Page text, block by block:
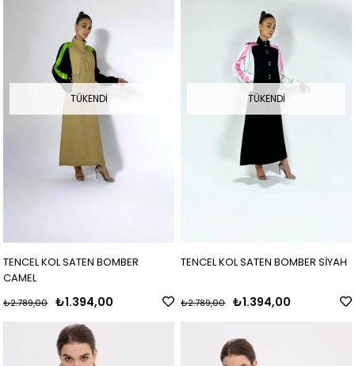
TÜKENDI
TENCEL KOL SATEN BOMBER
CAMEL
₺1.394,00
₺2.789,00
TÜKENDI
TENCEL KOL SATEN BOMBER SİYAH
₺1.394,00
₺2.789,00